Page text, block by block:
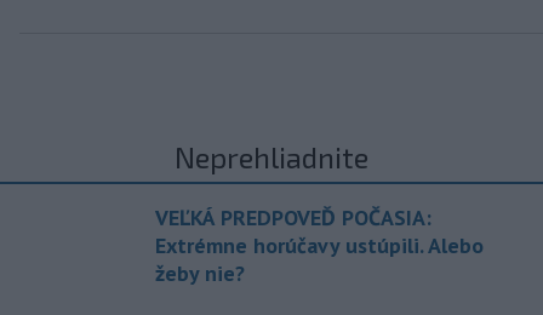
Neprehliadnite
VEĽKÁ PREDPOVEĎ POČASIA:
Extrémne horúčavy ustúpili. Alebo
žeby nie?